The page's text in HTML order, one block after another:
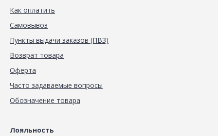
Как оплатить
Самовывоз
Пункты выдачи заказов (ПВЗ)
Возврат товара
Оферта
Часто задаваемые вопросы
Обозначение товара
Лояльность